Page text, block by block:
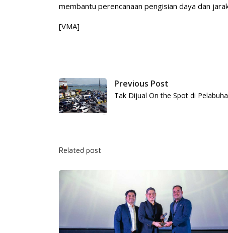
membantu perencanaan pengisian daya dan
[VMA]
Previous Post
Tak Dijual On the Spot di
Related post